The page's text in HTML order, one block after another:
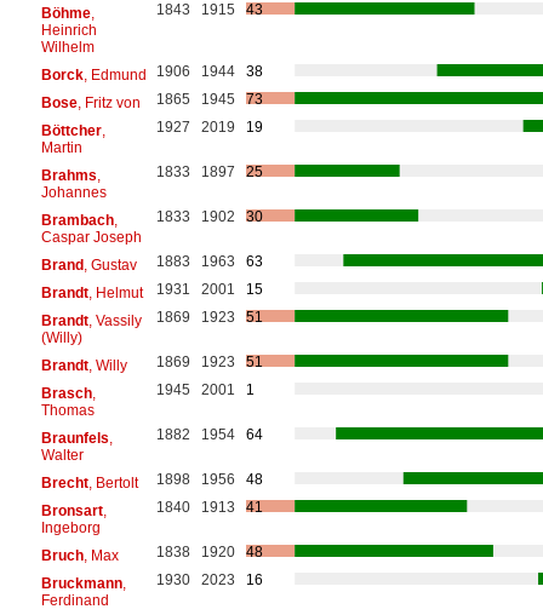
Böhme,
Heinrich
Wilhelm
1843 1915 43
Borck, Edmund 1906 1944
38
Bose, Fritz von 1865 1945
73
Böttcher,
Martin
1927 2019 19
Brahms
Johannes
1833 1897 25
Brambach,
Caspar Joseph
1833 1902 30
Brand, Gustav 1883 1963
63
Brandt, Helmut 1931 2001
15
Brandt, Vassily
(Willy)
1869 1923 51
Brandt, Willy 1869 1923
51
Brasch,
Thomas
1945 2001 1
Braunfels
Walter
1882 1954 64
Brecht, Bertolt 1898 1956
48
Bronsart,
Ingeborg
1840 1913 41
Bruch, Max 1838 1920
48
Bruckmann,
Ferdinand
1930 2023 16